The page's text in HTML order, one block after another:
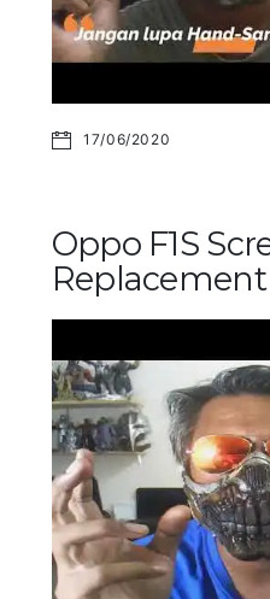
17/06/2020
Oppo F1S